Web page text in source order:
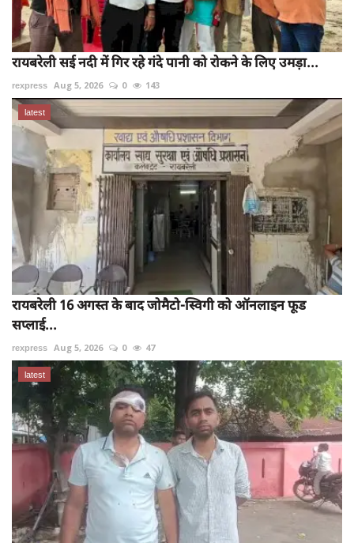
रायबरेली सई नदी में गिर रहे गंदे पानी को रोकने के लिए उमड़ा...
rexpress Aug 5, 2026 0 143
latest
रायबरेली 16 अगस्त के बाद जोमैटो-स्विगी को ऑनलाइन फूड
सप्लाई...
rexpress Aug 5, 2026 0 47
latest